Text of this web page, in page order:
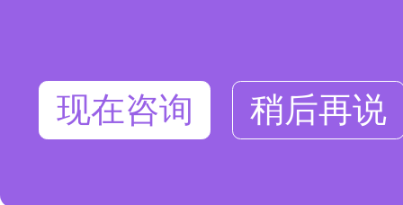
现在咨询 稍后再说